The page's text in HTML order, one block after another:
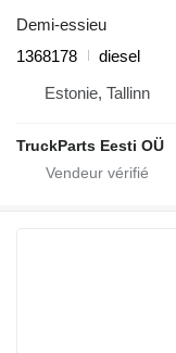
Demi-essieu
1368178
diesel
Estonie, Tallinn
TruckParts Eesti OÜ